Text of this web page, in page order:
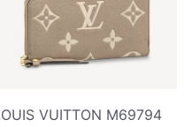
VUITTON M69794